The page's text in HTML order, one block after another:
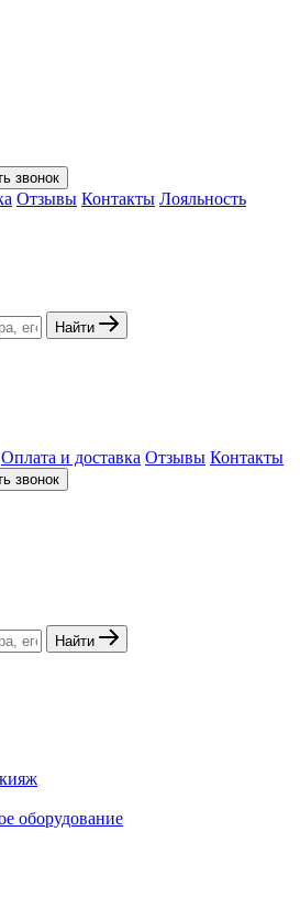
звонок
Отзывы Контакты Лояльность
Найти
Оплата и доставка Отзывы Контакты
звонок
Найти
оборудование